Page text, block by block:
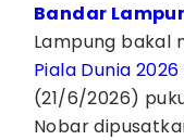
Bandar
Lampung bakal
Piala Dunia 2026
(21/6/2026)
Nobar